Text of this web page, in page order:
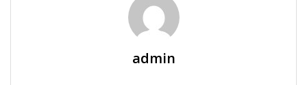
admin